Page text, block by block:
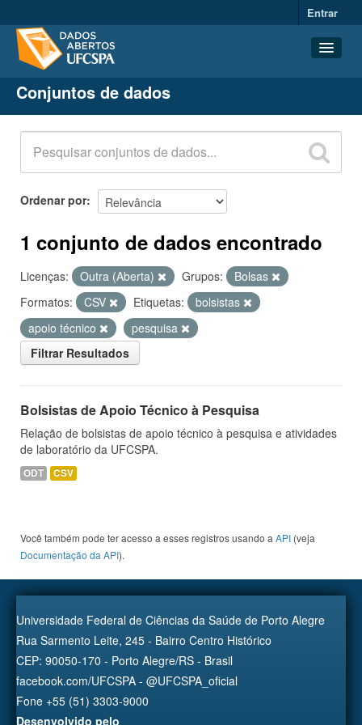
Entrar
Conjuntos de dados
Organizações
Grupos
Sobre
Conjuntos de dados
Ordenar por
1 conjunto de dados encontrado
Licenças: Outra (Aberta) Grupos:
Bolsas
Formatos:
CSV Etiquetas:
bolsistas
apoio técnico
pesquisa
Filtrar Resultados
Bolsistas de Apoio Técnico à Pesquisa
Relação de bolsistas de apoio técnico à pesquisa e atividades
de laboratório da UFCSPA.
ODT CSV
Você também pode ter acesso a esses registros usando a API (veja
Documentação da API).
Universidade Federal de Ciências da Saúde de Porto Alegre
Rua Sarmento Leite, 245 - Bairro Centro Histórico
CEP: 90050-170 - Porto Alegre/RS - Brasil
facebook.com/UFCSPA - @UFCSPA_oficial
Fone +55 (51) 3303-9000
Desenvolvido pelo